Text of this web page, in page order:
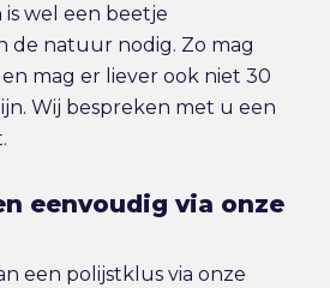
wel een beetje
de natuur nodig. Zo mag
mag er liever ook niet 30
Wij bespreken met u een
eenvoudig via onze
een polijstklus via onze